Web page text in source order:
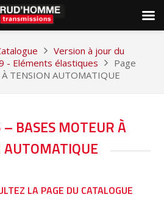
Version à jour du
- Eléments élastiques
Page
TENSION AUTOMATIQUE
BASES MOTEUR À
AUTOMATIQUE
LA PAGE DU CATALOGUE